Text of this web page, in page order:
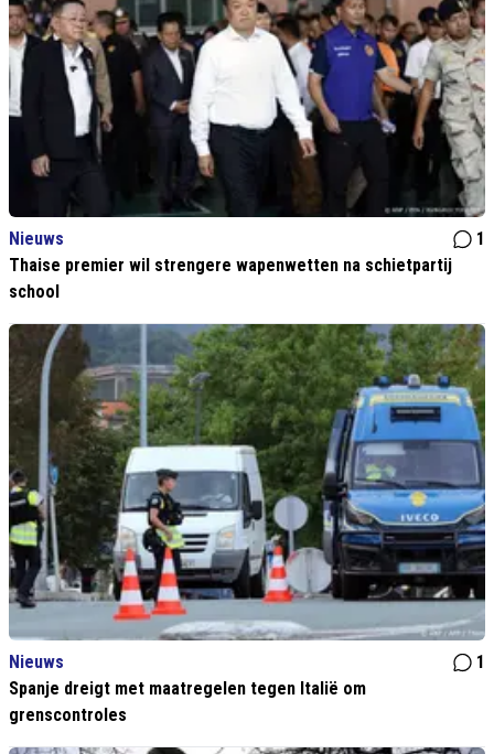
Nieuws
1
Thaise premier wil strengere wapenwetten na schietpartij
school
Nieuws
1
Spanje dreigt met maatregelen tegen Italië om
grenscontroles